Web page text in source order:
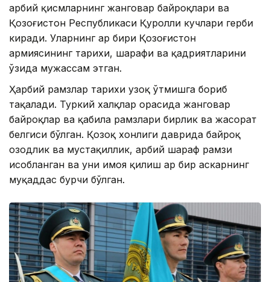
ҳарбий қисмларнинг жанговар байроқлари ва
Қозоғистон Республикаси Қуролли кучлари герби
киради. Уларнинг ҳар бири Қозоғистон
армиясининг тарихи, шарафи ва қадриятларини
ўзида мужассам этган.
Ҳарбий рамзлар тарихи узоқ ўтмишга бориб
тақалади. Туркий халқлар орасида жанговар
байроқлар ва қабила рамзлари бирлик ва жасорат
белгиси бўлган. Қозоқ хонлиги даврида байроқ
озодлик ва мустақиллик, ҳарбий шараф рамзи
ҳисобланган ва уни ҳимоя қилиш ҳар бир аскарнинг
муқаддас бурчи бўлган.